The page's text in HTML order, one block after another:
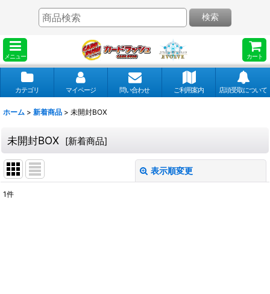
メニュー カート
検索
カテゴリ マイページ 問い合わせ ご利用案内 店頭受取について
ホーム > 新着商品 > 未開封BOX
未開封BOX [新着商品]
表示順変更
1件